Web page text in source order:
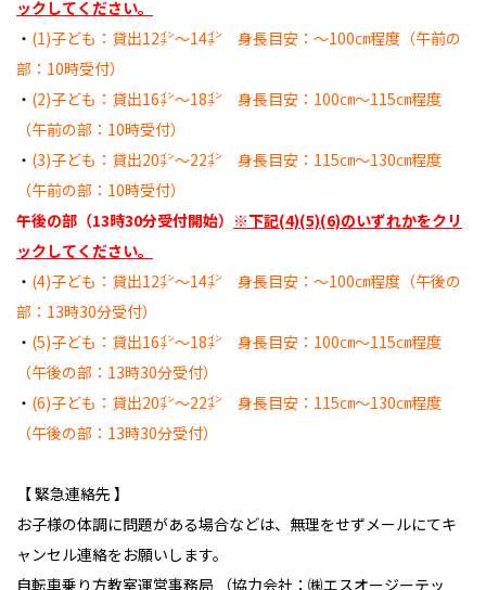
ックしてください。
・ (1)子ども：貸出12㌅～14㌅ 身長目安：～100㎝程度（午前の
部：10時受付）
・ (2)子ども：貸出16㌅～18㌅ 身長目安：100㎝～115㎝程度
（午前の部：10時受付）
・ (3)子ども：貸出20㌅～22㌅ 身長目安：115㎝～130㎝程度
（午前の部：10時受付）
午後の部（13時30分受付開始） ※下記(4)(5)(6)のいずれかをクリ
ックしてください。
・ (4)子ども：貸出12㌅～14㌅ 身長目安：～100㎝程度（午後の
部：13時30分受付）
・ (5)子ども：貸出16㌅～18㌅ 身長目安：100㎝～115㎝程度
（午後の部：13時30分受付）
・ (6)子ども：貸出20㌅～22㌅ 身長目安：115㎝～130㎝程度
（午後の部：13時30分受付）
【 緊急連絡先 】
お子様の体調に問題がある場合などは、無理をせずメールにてキ
ャンセル連絡をお願いします。
自転車乗り方教室運営事務局 （協力会社：㈱エスオージーテッ